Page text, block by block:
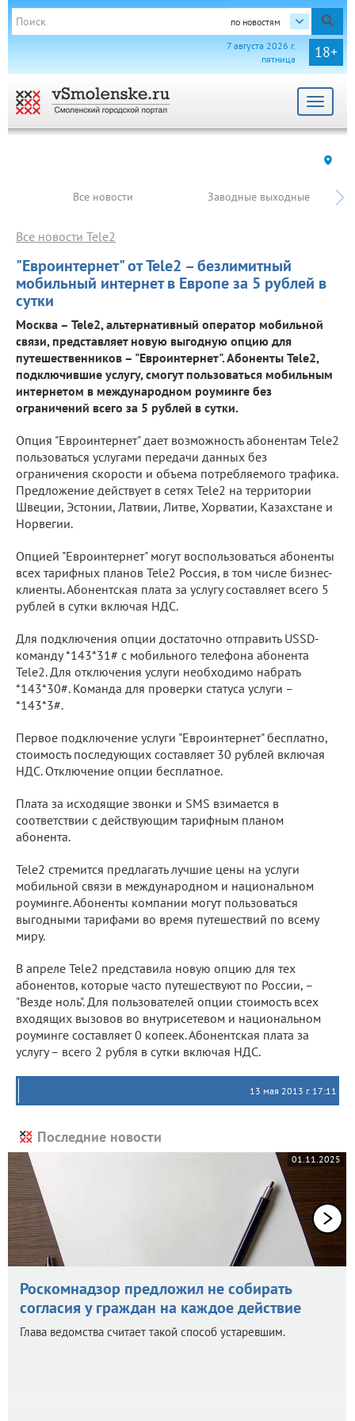
по новостям
18+
7 августа 2026 г.
пятница
Toggle
Все новости Заводные выходные
"Евроинтернет" от Tele2 – безлимитный
мобильный интернет в Европе за 5 рублей в
сутки
Все новости Tele2
Москва – Tele2, альтернативный оператор мобильной
связи, представляет новую выгодную опцию для
путешественников – "Евроинтернет". Абоненты Tele2,
подключившие услугу, смогут пользоваться мобильным
интернетом в международном роуминге без
ограничений всего за 5 рублей в сутки.
Опция "Евроинтернет" дает возможность абонентам Tele2
пользоваться услугами передачи данных без
ограничения скорости и объема потребляемого трафика.
Предложение действует в сетях Tele2 на территории
Швеции, Эстонии, Латвии, Литве, Хорватии, Казахстане и
Норвегии.
Опцией "Евроинтернет" могут воспользоваться абоненты
всех тарифных планов Tele2 Россия, в том числе бизнес-
клиенты. Абонентская плата за услугу составляет всего 5
рублей в сутки включая НДС.
Для подключения опции достаточно отправить USSD-
команду *143*31# с мобильного телефона абонента
Tele2. Для отключения услуги необходимо набрать
*143*30#. Команда для проверки статуса услуги –
*143*3#.
Первое подключение услуги "Евроинтернет" бесплатно,
стоимость последующих составляет 30 рублей включая
НДС. Отключение опции бесплатное.
Плата за исходящие звонки и SMS взимается в
соответствии с действующим тарифным планом
абонента.
Tele2 стремится предлагать лучшие цены на услуги
мобильной связи в международном и национальном
роуминге. Абоненты компании могут пользоваться
выгодными тарифами во время путешествий по всему
миру.
В апреле Tele2 представила новую опцию для тех
абонентов, которые часто путешествуют по России, –
"Везде ноль". Для пользователей опции стоимость всех
входящих вызовов во внутрисетевом и национальном
роуминге составляет 0 копеек. Абонентская плата за
услугу – всего 2 рубля в сутки включая НДС.
13 мая 2013 г. 17:11
Последние новости
01.11.2025
Роскомнадзор предложил не собирать
согласия у граждан на каждое действие
Глава ведомства считает такой способ устаревшим.